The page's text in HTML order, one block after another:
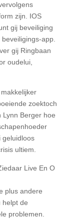
zijn. IOS
gij beveiliging
app.
gij Ringbaan
oudelui,
zoektoch
Lynn Berger hoe
geluidloos
ultiem.
plus andere
helpt de
problemen.